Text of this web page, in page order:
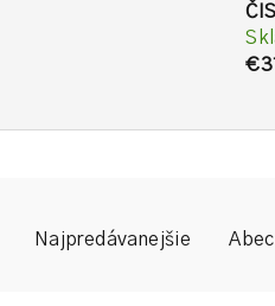
Najpredávanejšie